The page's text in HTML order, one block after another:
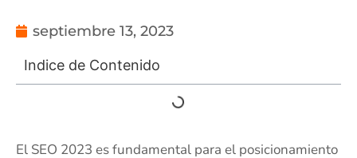
septiembre 13, 2023
Indice de Contenido
El SEO 2023 es fundamental para el posicionamiento